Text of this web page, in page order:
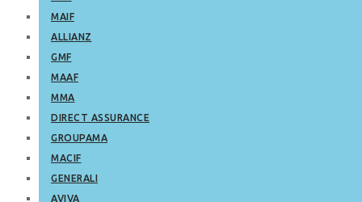
MAIF
ALLIANZ
GMF
MAAF
MMA
DIRECT ASSURANCE
GROUPAMA
MACIF
GENERALI
AVIVA